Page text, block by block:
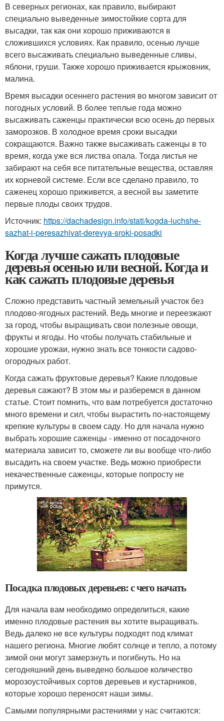
В северных регионах, как правило, выбирают
специально выведенные зимостойкие сорта для
высадки, так как они хорошо приживаются в
сложившихся условиях. Как правило, осенью лучше
всего высаживать специально выведенные сливы,
яблони, груши. Также хорошо приживается крыжовник,
малина.
Время высадки осеннего растения во многом зависит от
погодных условий. В более теплые года можно
высаживать саженцы практически всю осень до первых
заморозков. В холодное время сроки высадки
сокращаются. Важно также высаживать саженцы в то
время, когда уже вся листва опала. Тогда листья не
забирают на себя все питательные вещества, оставляя
их корневой системе. Если все сделано правило, то
саженец хорошо приживется, а весной вы заметите
первые плоды своих трудов.
Источник: https://dachadesign.info/stati/kogda-luchshe-
sazhat-i-peresazhivat-derevya-sroki-posadki
Когда лучше сажать плодовые
деревья осенью или весной. Когда и
как сажать плодовые деревья
Сложно представить частный земельный участок без
плодово-ягодных растений. Ведь многие и переезжают
за город, чтобы выращивать свои полезные овощи,
фрукты и ягоды. Но чтобы получать стабильные и
хорошие урожаи, нужно знать все тонкости садово-
огородных работ.
Когда сажать фруктовые деревья? Какие плодовые
деревья сажают? В этом мы и разберемся в данном
статье. Стоит помнить, что вам потребуется достаточно
много времени и сил, чтобы вырастить по-настоящему
крепкие культуры в своем саду. Но для начала нужно
выбрать хорошие саженцы - именно от посадочного
материала зависит то, сможете ли вы вообще что-либо
высадить на своем участке. Ведь можно приобрести
некачественные саженцы, которые попросту не
примутся.
Посадка плодовых деревьев: с чего начать
Для начала вам необходимо определиться, какие
именно плодовые растения вы хотите выращивать.
Ведь далеко не все культуры подходят под климат
нашего региона. Многие любят солнце и тепло, а потому
зимой они могут замерзнуть и погибнуть. Но на
сегодняшний день выведено большое количество
морозоустойчивых сортов деревьев и кустарников,
которые хорошо переносят наши зимы.
Самыми популярными растениями у нас считаются: